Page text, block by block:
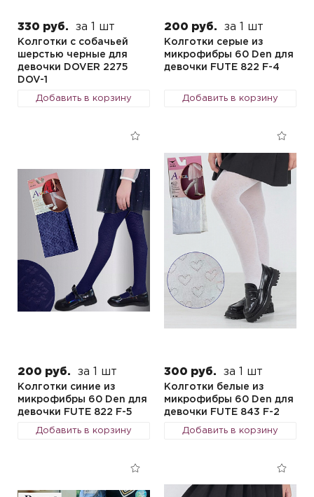
330 руб. за 1 шт
Колготки с собачьей
шерстью черные для
девочки DOVER 2275
DOV-1
Добавить в корзину
200 руб. за 1 шт
Колготки серые из
микрофибры 60 Den для
девочки FUTE 822 F-4
Добавить в корзину
200 руб. за 1 шт
Колготки синие из
микрофибры 60 Den для
девочки FUTE 822 F-5
Добавить в корзину
300 руб. за 1 шт
Колготки белые из
микрофибры 60 Den для
девочки FUTE 843 F-2
Добавить в корзину